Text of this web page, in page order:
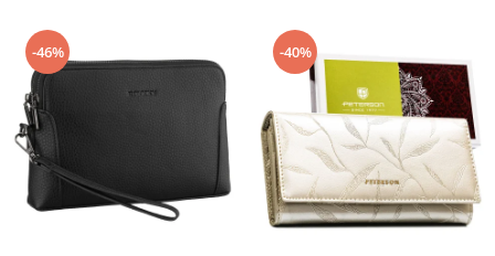
-46% -40%